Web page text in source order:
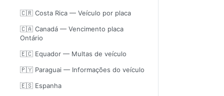
🇨🇷 Costa Rica — Veículo por placa
🇨🇦 Canadá — Vencimento placa
Ontário
🇪🇨 Equador — Multas de veículo
🇵🇾 Paraguai — Informações do veículo
🇪🇸 Espanha